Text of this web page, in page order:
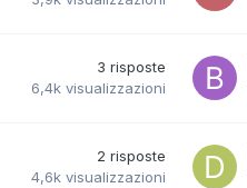
3 risposte
6,4k visualizzazioni
2 risposte
4,6k visualizzazioni